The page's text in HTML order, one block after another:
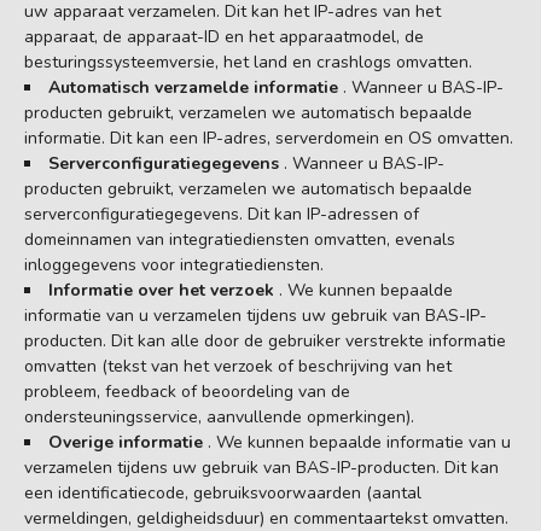
uw apparaat verzamelen. Dit kan het IP-adres van het
apparaat, de apparaat-ID en het apparaatmodel, de
besturingssysteemversie, het land en crashlogs omvatten.
Automatisch verzamelde informatie . Wanneer u BAS-IP-
producten gebruikt, verzamelen we automatisch bepaalde
informatie. Dit kan een IP-adres, serverdomein en OS omvatten.
Serverconfiguratiegegevens . Wanneer u BAS-IP-
producten gebruikt, verzamelen we automatisch bepaalde
serverconfiguratiegegevens. Dit kan IP-adressen of
domeinnamen van integratiediensten omvatten, evenals
inloggegevens voor integratiediensten.
Informatie over het verzoek . We kunnen bepaalde
informatie van u verzamelen tijdens uw gebruik van BAS-IP-
producten. Dit kan alle door de gebruiker verstrekte informatie
omvatten (tekst van het verzoek of beschrijving van het
probleem, feedback of beoordeling van de
ondersteuningsservice, aanvullende opmerkingen).
Overige informatie . We kunnen bepaalde informatie van u
verzamelen tijdens uw gebruik van BAS-IP-producten. Dit kan
een identificatiecode, gebruiksvoorwaarden (aantal
vermeldingen, geldigheidsduur) en commentaartekst omvatten.